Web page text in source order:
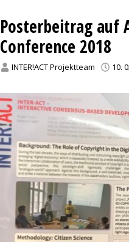
Posterbeitrag auf
Conference 2018
INTER!ACT Projektteam 10.